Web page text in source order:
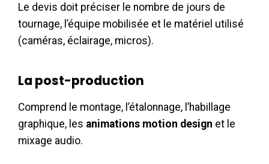
Le devis doit préciser le nombre de jours de
tournage, l’équipe mobilisée et le matériel utilisé
(caméras, éclairage, micros).
La post-production
Comprend le montage, l’étalonnage, l’habillage
graphique, les animations motion design et le
mixage audio.